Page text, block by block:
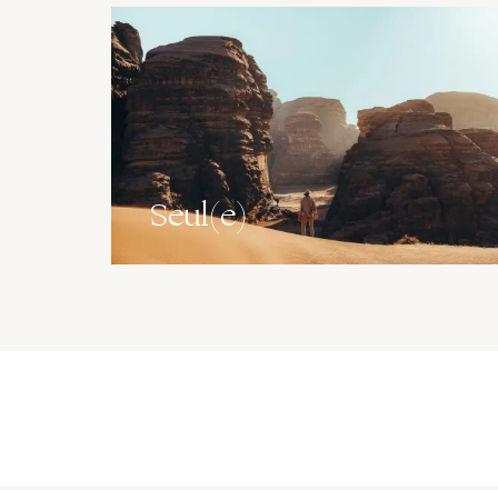
Seul(e)